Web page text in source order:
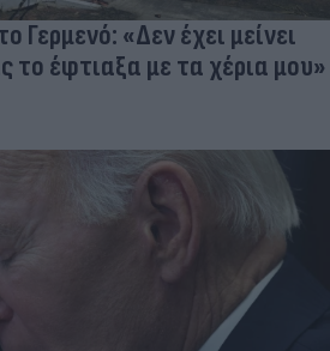
«Δεν έχει μείνει
το έφτιαξα με τα χέρια μου»